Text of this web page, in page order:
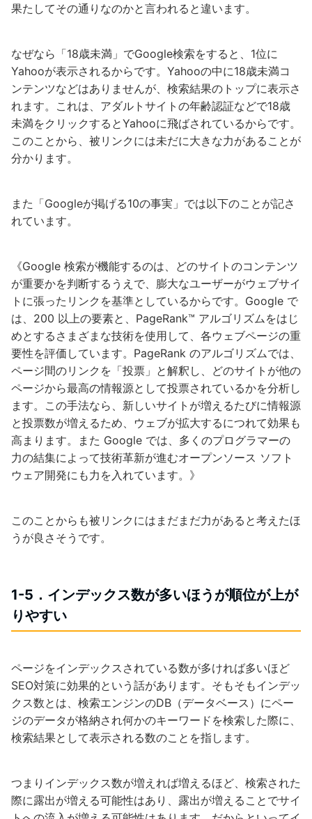
果たしてその通りなのかと言われると違います。
なぜなら「18歳未満」でGoogle検索をすると、1位に
Yahooが表示されるからです。Yahooの中に18歳未満コ
ンテンツなどはありませんが、検索結果のトップに表示さ
れます。これは、アダルトサイトの年齢認証などで18歳
未満をクリックするとYahooに飛ばされているからです。
このことから、被リンクには未だに大きな力があることが
分かります。
また「Googleが掲げる10の事実」では以下のことが記さ
れています。
《Google 検索が機能するのは、どのサイトのコンテンツ
が重要かを判断するうえで、膨大なユーザーがウェブサイ
トに張ったリンクを基準としているからです。Google で
は、200 以上の要素と、PageRank™ アルゴリズムをはじ
めとするさまざまな技術を使用して、各ウェブページの重
要性を評価しています。PageRank のアルゴリズムでは、
ページ間のリンクを「投票」と解釈し、どのサイトが他の
ページから最高の情報源として投票されているかを分析し
ます。この手法なら、新しいサイトが増えるたびに情報源
と投票数が増えるため、ウェブが拡大するにつれて効果も
高まります。また Google では、多くのプログラマーの
力の結集によって技術革新が進むオープンソース ソフト
ウェア開発にも力を入れています。》
このことからも被リンクにはまだまだ力があると考えたほ
うが良さそうです。
1-5．インデックス数が多いほうが順位が上が
りやすい
ページをインデックスされている数が多ければ多いほど
SEO対策に効果的という話があります。そもそもインデッ
クス数とは、検索エンジンのDB（データベース）にペー
ジのデータが格納され何かのキーワードを検索した際に、
検索結果として表示される数のことを指します。
つまりインデックス数が増えれば増えるほど、検索された
際に露出が増える可能性はあり、露出が増えることでサイ